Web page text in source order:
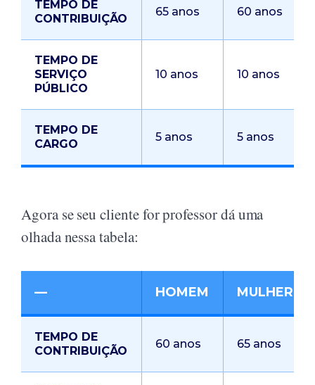
TEMPO DE
CONTRIBUIÇÃO
65 anos 60 anos
TEMPO DE
SERVIÇO
PÚBLICO
10 anos 10 anos
TEMPO DE
CARGO
5 anos 5 anos
Agora se seu cliente for professor dá uma
olhada nessa tabela:
— HOMEM MULHER
TEMPO DE
CONTRIBUIÇÃO
60 anos 65 anos